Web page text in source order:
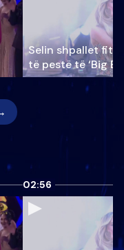
Selin shpallet
të pestë të ‘Big
02:56